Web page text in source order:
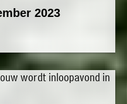
2023